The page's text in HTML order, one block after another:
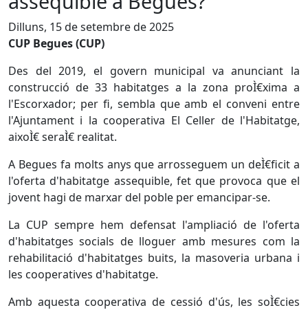
Dilluns, 15 de setembre de 2025
CUP Begues (CUP)
Des del 2019, el govern municipal va anunciant la
construcció de 33 habitatges a la zona proÌ€xima a
l'Escorxador; per fi, sembla que amb el conveni entre
l'Ajuntament i la cooperativa El Celler de l'Habitatge,
aixoÌ€ seraÌ€ realitat.
A Begues fa molts anys que arrosseguem un deÌ€ficit a
l'oferta d'habitatge assequible, fet que provoca que el
jovent hagi de marxar del poble per emancipar-se.
La CUP sempre hem defensat l'ampliació de l'oferta
d'habitatges socials de lloguer amb mesures com la
rehabilitació d'habitatges buits, la masoveria urbana i
les cooperatives d'habitatge.
Amb aquesta cooperativa de cessió d'ús, les soÌ€cies